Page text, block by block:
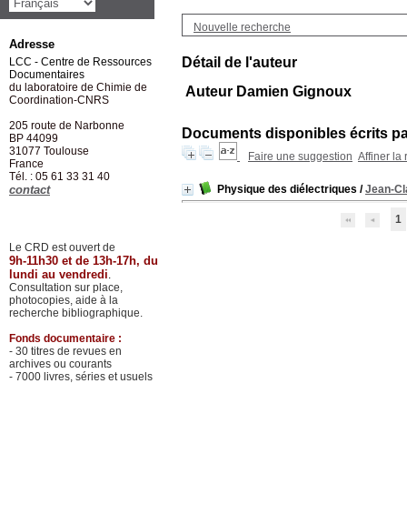
Nouvelle recherche
Détail de l'auteur
Auteur Damien Gignoux
Documents disponibles écrits
Faire une suggestion Affiner la
Physique des diélectriques /Jean-
1
Adresse
LCC - Centre de Ressources
Documentaires
du laboratoire de Chimie de
Coordination-CNRS
205 route de Narbonne
BP 44099
31077 Toulouse
France
Tél. : 05 61 33 31 40
contact
Le CRD est ouvert de
9h-11h30 et de 13h-17h, du
lundi au vendredi.
Consultation sur place,
photocopies, aide à la
recherche bibliographique.
Fonds documentaire :
- 30 titres de revues en
archives ou courants
- 7000 livres, séries et usuels